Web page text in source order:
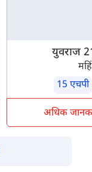
युवराज
15 एचपी
अधिक